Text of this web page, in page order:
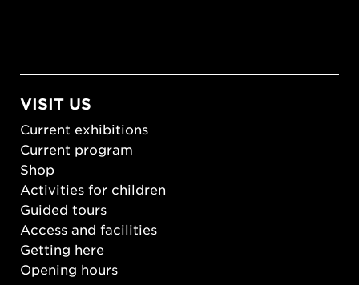
VISIT US
Current exhibitions
Current program
Shop
Activities for children
Guided tours
Access and facilities
Getting here
Opening hours